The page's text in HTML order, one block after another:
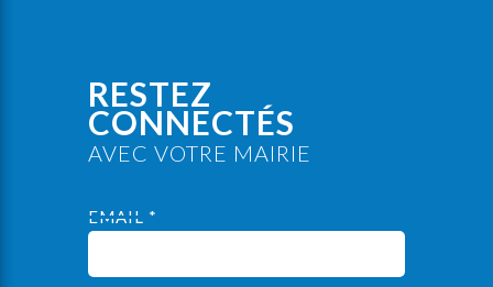
RESTEZ
CONNECTÉS
AVEC VOTRE MAIRIE
EMAIL *